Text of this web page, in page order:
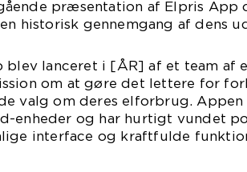
præsentation af Elpris App
historisk gennemgang af dens
blev lanceret i [ÅR] af et team af
om at gøre det lettere for
valg om deres elforbrug.
enheder og har hurtigt vundet
interface og kraftfulde